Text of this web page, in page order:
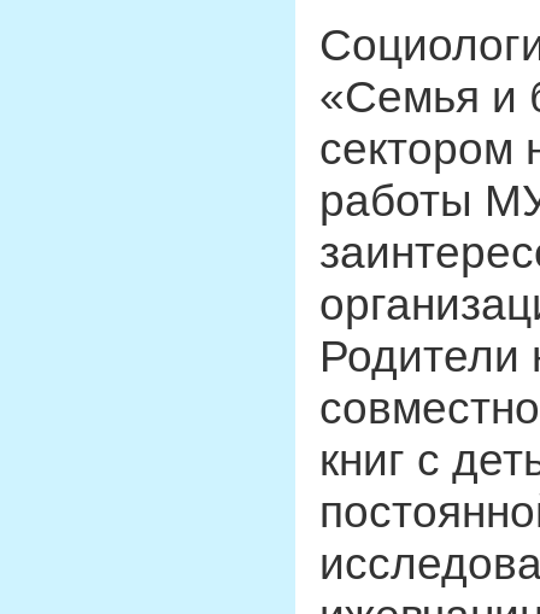
«Семья и
сектором
работы
Родители
книг с